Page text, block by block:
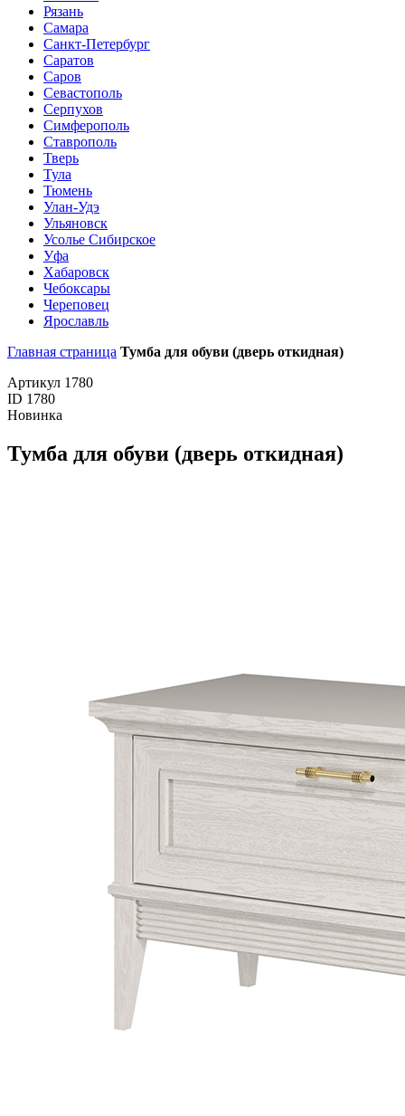
Рязань
Самара
Санкт-Петербург
Саратов
Саров
Севастополь
Серпухов
Симферополь
Ставрополь
Тверь
Тула
Тюмень
Улан-Удэ
Ульяновск
Усолье Сибирское
Уфа
Хабаровск
Чебоксары
Череповец
Ярославль
Главная страница Тумба для обуви (дверь откидная)
Артикул 1780
ID 1780
Новинка
Тумба для обуви (дверь откидная)